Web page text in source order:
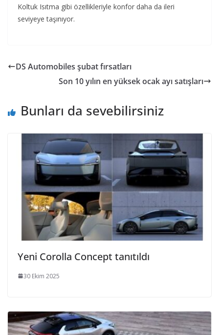
Koltuk Isıtma gibi özellikleriyle konfor daha da ileri
seviyeye taşınıyor.
DS Automobiles şubat fırsatları
Son 10 yılın en yüksek ocak ayı satışları
Bunları da sevebilirsiniz
Yeni Corolla Concept tanıtıldı
30 Ekim 2025